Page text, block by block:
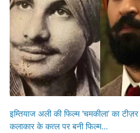
इम्तियाज अली की फिल्म ‘चमकीला’ का
कलाकार के कत्ल पर बनी फिल्म…